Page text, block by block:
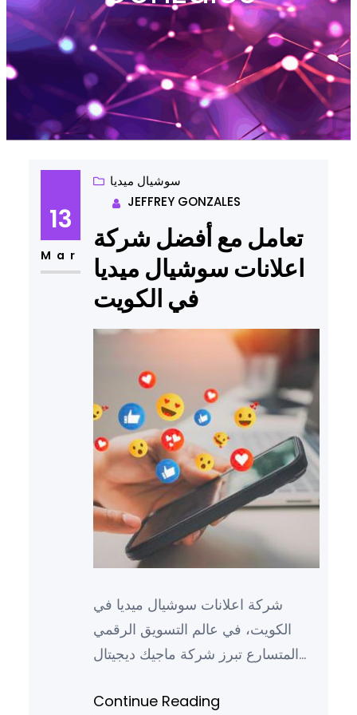
13
Mar
سوشيال ميديا
JEFFREY GONZALES
تعامل مع أفضل شركة
اعلانات سوشيال ميديا
في الكويت
شركة اعلانات سوشيال ميديا في
الكويت، في عالم التسويق الرقمي
المتسارع تبرز شركة ماجيك ديجيتال
السوشيال ميديا في الكويت، وبفضل
Continue Reading